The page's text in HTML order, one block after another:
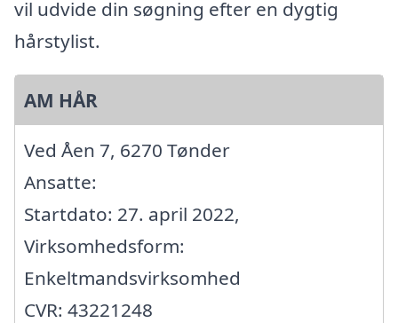
vil udvide din søgning efter en dygtig
hårstylist.
AM HÅR
Ved Åen 7, 6270 Tønder
Ansatte:
Startdato: 27. april 2022,
Virksomhedsform:
Enkeltmandsvirksomhed
CVR: 43221248